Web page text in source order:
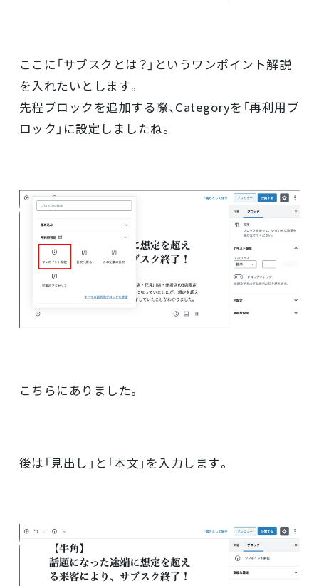
ここに「サブスクとは？」というワンポイント解説
を入れたいとします。
先程ブロックを追加する際、Categoryを「再利用ブ
ロック」に設定しましたね。
こちらにありました。
後は「見出し」と「本文」を入力します。